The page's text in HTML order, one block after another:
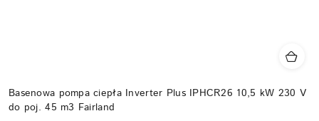
Basenowa pompa ciepła Inverter Plus IPHCR26 10,5 kW 230 V
do poj. 45 m3 Fairland